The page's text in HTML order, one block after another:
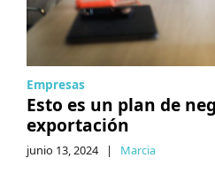
Empresas
Esto es un plan de
exportación
junio 13, 2024 | Marcia